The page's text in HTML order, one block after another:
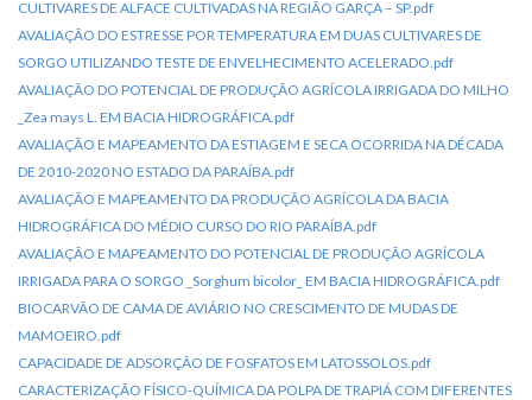
CULTIVARES DE ALFACE CULTIVADAS NA REGIÃO GARÇA – SP.pdf
AVALIAÇÃO DO ESTRESSE POR TEMPERATURA EM DUAS CULTIVARES DE
SORGO UTILIZANDO TESTE DE ENVELHECIMENTO ACELERADO.pdf
AVALIAÇÃO DO POTENCIAL DE PRODUÇÃO AGRÍCOLA IRRIGADA DO MILHO
_Zea mays L. EM BACIA HIDROGRÁFICA.pdf
AVALIAÇÃO E MAPEAMENTO DA ESTIAGEM E SECA OCORRIDA NA DÉCADA
DE 2010-2020 NO ESTADO DA PARAÍBA.pdf
AVALIAÇÃO E MAPEAMENTO DA PRODUÇÃO AGRÍCOLA DA BACIA
HIDROGRÁFICA DO MÉDIO CURSO DO RIO PARAÍBA.pdf
AVALIAÇÃO E MAPEAMENTO DO POTENCIAL DE PRODUÇÃO AGRÍCOLA
IRRIGADA PARA O SORGO _Sorghum bicolor_ EM BACIA HIDROGRÁFICA.pdf
BIOCARVÃO DE CAMA DE AVIÁRIO NO CRESCIMENTO DE MUDAS DE
MAMOEIRO.pdf
CAPACIDADE DE ADSORÇÃO DE FOSFATOS EM LATOSSOLOS.pdf
CARACTERIZAÇÃO FÍSICO-QUÍMICA DA POLPA DE TRAPIÁ COM DIFERENTES